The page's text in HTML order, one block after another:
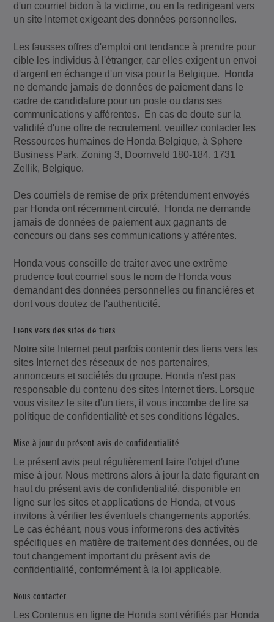
d'un courriel bidon à la victime, ou en la redirigeant vers
un site Internet exigeant des données personnelles.
Les fausses offres d'emploi ont tendance à prendre pour
cible les individus à l'étranger, car elles exigent un envoi
d'argent en échange d'un visa pour la Belgique. Honda
ne demande jamais de données de paiement dans le
cadre de candidature pour un poste ou dans ses
communications y afférentes. En cas de doute sur la
validité d'une offre de recrutement, veuillez contacter les
Ressources humaines de Honda Belgique, à Sphere
Business Park, Zoning 3, Doornveld 180-184, 1731
Zellik, Belgique.
Des courriels de remise de prix prétendument envoyés
par Honda ont récemment circulé. Honda ne demande
jamais de données de paiement aux gagnants de
concours ou dans ses communications y afférentes.
Honda vous conseille de traiter avec une extrême
prudence tout courriel sous le nom de Honda vous
demandant des données personnelles ou financières et
dont vous doutez de l'authenticité.
Liens vers des sites de tiers
Notre site Internet peut parfois contenir des liens vers les
sites Internet des réseaux de nos partenaires,
annonceurs et sociétés du groupe. Honda n'est pas
responsable du contenu des sites Internet tiers. Lorsque
vous visitez le site d'un tiers, il vous incombe de lire sa
politique de confidentialité et ses conditions légales.
Mise à jour du présent avis de confidentialité
Le présent avis peut régulièrement faire l'objet d'une
mise à jour. Nous mettrons alors à jour la date figurant en
haut du présent avis de confidentialité, disponible en
ligne sur les sites et applications de Honda, et vous
invitons à vérifier les éventuels changements apportés.
Le cas échéant, nous vous informerons des activités
spécifiques en matière de traitement des données, ou de
tout changement important du présent avis de
confidentialité, conformément à la loi applicable.
Nous contacter
Les Contenus en ligne de Honda sont vérifiés par Honda